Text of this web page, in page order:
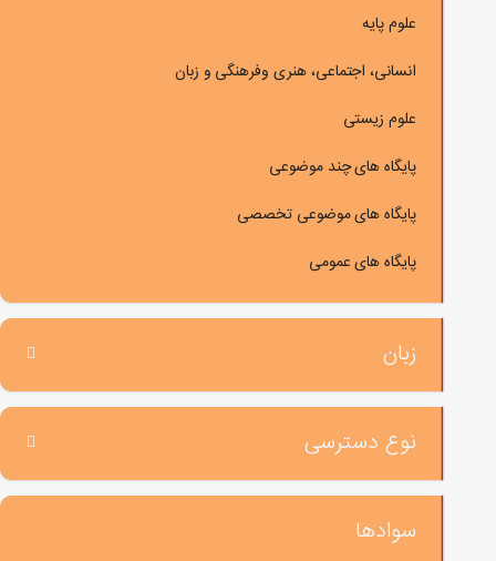
علوم پایه
انسانی، اجتماعی، هنری وفرهنگی و زبان
علوم زیستی
پایگاه های چند موضوعی
پایگاه های موضوعی تخصصی
پایگاه های عمومی
زبان
نوع دسترسی
سوادها